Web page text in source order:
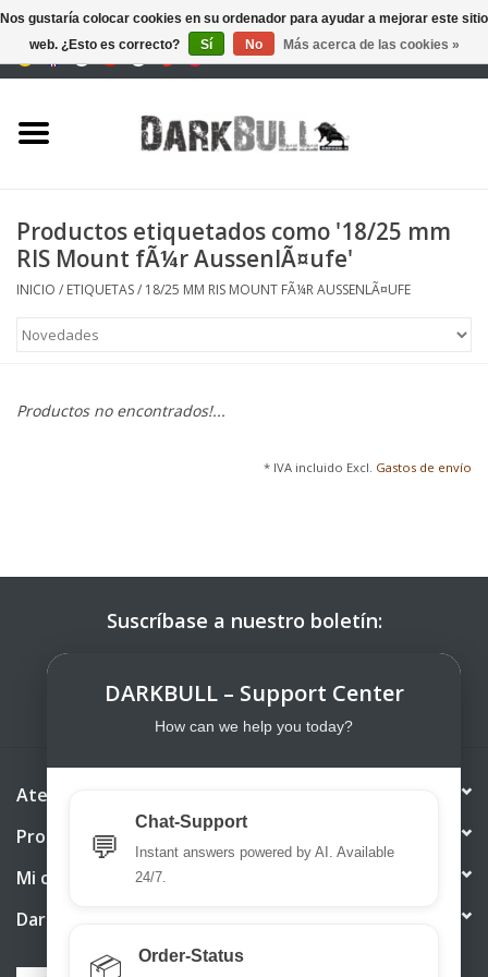
de tiro
equipo táctico
Productos etiquetados como '18/25 mm
RIS Mount fÃ¼r AussenlÃ¤ufe'
INICIO / ETIQUETAS/ 18/25 MM RIS MOUNT FÃ¼R AUSSENLÃ¤UFE
Productos no encontrados!...
* IVA incluido Excl. Gastos de envío
Suscríbase a nuestro boletín:
Atención al cliente
Productos
Mi cuenta
DarkBull TrendStore
Nos gustaría colocar cookies en su ordenador para ayudar a mejorar este sitio
web. ¿Esto es correcto?
Sí No Más acerca de las cookies »
DARKBULL – Support Center
How can we help you today?
💬
Chat-Support
Instant answers powered by AI. Available
24/7.
📦 Order-Status